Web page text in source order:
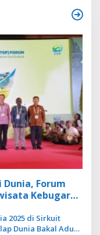
Forum
Kebugaran
2025 di Sirkuit
Dunia Bakal Adu